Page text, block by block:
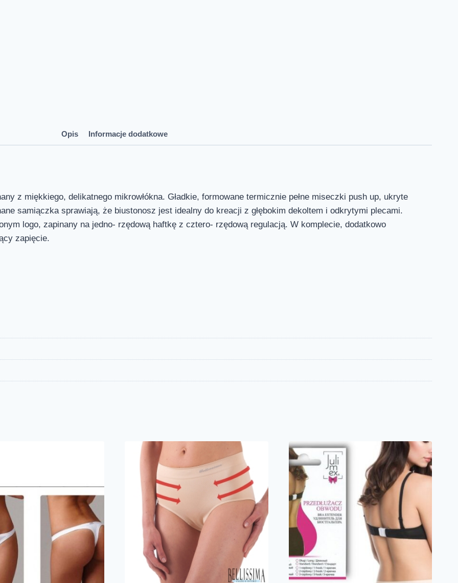
Opis Informacje dodatkowe
z miękkiego, delikatnego mikrowłókna. Gładkie, formowane termicznie pełne miseczki push up, ukryte
samiączka sprawiają, że biustonosz jest idealny do kreacji z głębokim dekoltem i odkrytymi plecami.
logo, zapinany na jedno- rzędową haftkę z cztero- rzędową regulacją. W komplecie, dodatkowo
zapięcie.